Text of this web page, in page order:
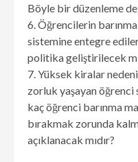
Böyle bir düzenleme
6. Öğrencilerin
sistemine entegre
politika geliştirilecek
7. Yüksek kiralar
zorluk yaşayan öğrenci
kaç öğrenci barınma
bırakmak zorunda
açıklanacak mıdır?